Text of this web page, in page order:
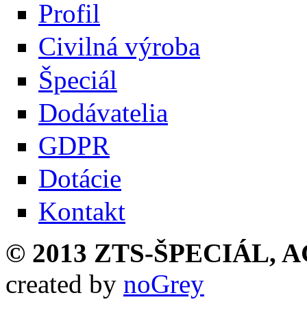
Profil
Civilná výroba
Špeciál
Dodávatelia
GDPR
Dotácie
Kontakt
© 2013 ZTS-ŠPECIÁL,
created by noGrey